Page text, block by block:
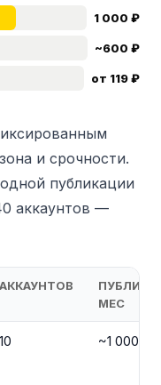
1 000 ₽
~600 ₽
от 119 ₽
и срочности.
публикации
аккаунтов —
АККАУНТОВ
МЕС
10 ~1 000